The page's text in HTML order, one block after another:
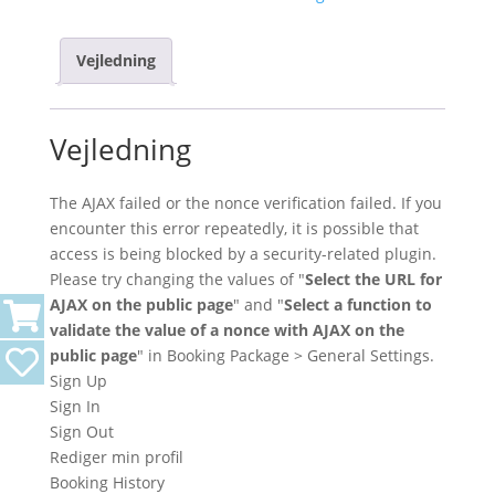
Vejledning
Vejledning
The AJAX failed or the nonce verification failed. If you
encounter this error repeatedly, it is possible that
access is being blocked by a security-related plugin.
Please try changing the values of "Select the URL for
AJAX on the public page" and "Select a function to
validate the value of a nonce with AJAX on the
public page" in Booking Package > General Settings.
Sign Up
Sign In
Sign Out
Rediger min profil
Booking History